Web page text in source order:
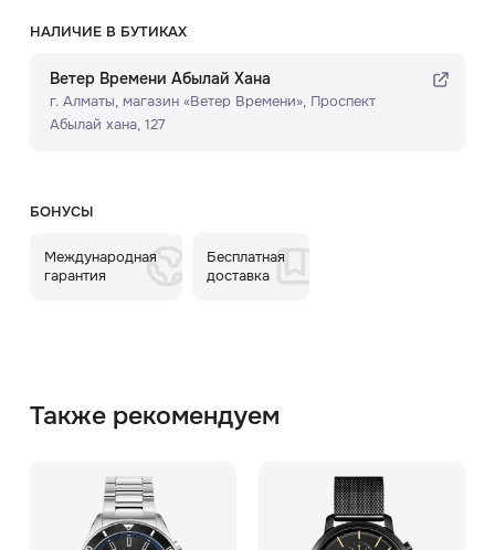
НАЛИЧИЕ В БУТИКАХ
Ветер Времени Абылай Хана
г. Алматы, ​магазин «Ветер Времени»​, Проспект
Абылай хана, 127
БОНУСЫ
Международная
гарантия
Бесплатная
доставка
Также рекомендуем